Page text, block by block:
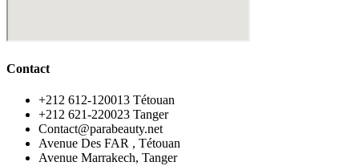
Contact
‪+212 612-120013 Tétouan
‪+212 621-220023 Tanger
Contact@parabeauty.net
Avenue Des FAR , Tétouan
Avenue Marrakech, Tanger